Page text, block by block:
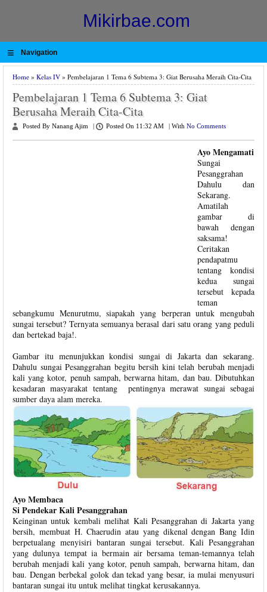
Mikirbae.com
≡ Navigation
Home » Kelas IV » Pembelajaran 1 Tema 6 Subtema 3: Giat Berusaha Meraih Cita-Cita
Pembelajaran 1 Tema 6 Subtema 3: Giat
Berusaha Meraih Cita-Cita
Posted By Nanang Ajim Posted On 11:32 AM With No Comments
Ayo Mengamati
Sungai
Pesanggrahan
Dahulu dan
Sekarang.
Amatilah
gambar di
bawah dengan
saksama!
Ceritakan
pendapatmu
tentang kondisi
kedua sungai
tersebut kepada
teman
sebangkumu Menurutmu, siapakah yang berperan untuk mengubah
sungai tersebut? Ternyata semuanya berasal dari satu orang yang peduli
dan bertekad baja!.
Gambar itu menunjukkan kondisi sungai di Jakarta dan sekarang.
Dahulu sungai Pesanggrahan begitu bersih kini telah berubah menjadi
kali yang kotor, penuh sampah, berwarna hitam, dan bau. Dibutuhkan
kesadaran masyarakat tentang pentingnya merawat sungai sebagai
sumber daya alam mereka.
Ayo Membaca
Si Pendekar Kali Pesanggrahan
Keinginan untuk kembali melihat Kali Pesanggrahan di Jakarta yang
bersih, membuat H. Chaerudin atau yang dikenal dengan Bang Idin
berpetualang menyisiri bantaran sungai tersebut. Kali Pesanggrahan
yang dulunya tempat ia bermain air bersama teman-temannya telah
berubah menjadi kali yang kotor, penuh sampah, berwarna hitam, dan
bau. Dengan berbekal golok dan tekad yang besar, ia mulai menyusuri
bantaran sungai itu untuk melihat tingkat kerusakannya.